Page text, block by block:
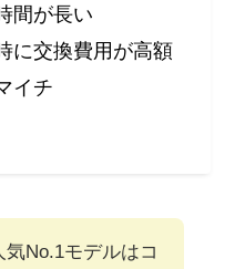
間が長い
に交換費用が高額
イチ
No.1モデルはコ